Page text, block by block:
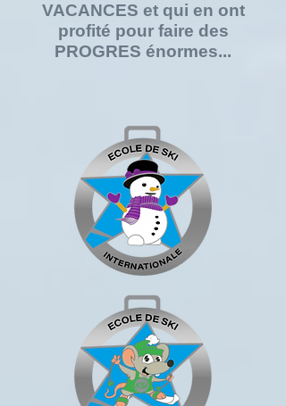
VACANCES et qui en ont
profité pour faire des
PROGRES énormes...